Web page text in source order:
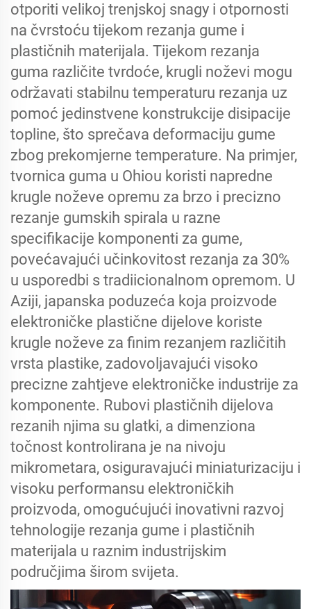
otporiti velikoj trenjskoj snagy i otpornosti
na čvrstoću tijekom rezanja gume i
plastičnih materijala. Tijekom rezanja
guma različite tvrdoće, krugli noževi mogu
održavati stabilnu temperaturu rezanja uz
pomoć jedinstvene konstrukcije disipacije
topline, što sprečava deformaciju gume
zbog prekomjerne temperature. Na primjer,
tvornica guma u Ohiou koristi napredne
krugle noževe opremu za brzo i precizno
rezanje gumskih spirala u razne
specifikacije komponenti za gume,
povećavajući učinkovitost rezanja za 30%
u usporedbi s tradiicionalnom opremom. U
Aziji, japanska poduzeća koja proizvode
elektroničke plastične dijelove koriste
krugle noževe za finim rezanjem različitih
vrsta plastike, zadovoljavajući visoko
precizne zahtjeve elektroničke industrije za
komponente. Rubovi plastičnih dijelova
rezanih njima su glatki, a dimenziona
točnost kontrolirana je na nivoju
mikrometara, osiguravajući miniaturizaciju i
visoku performansu elektroničkih
proizvoda, omogućujući inovativni razvoj
tehnologije rezanja gume i plastičnih
materijala u raznim industrijskim
područjima širom svijeta.